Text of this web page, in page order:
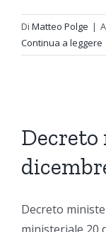
Di Matteo Polge |
Continua a leggere
Decreto